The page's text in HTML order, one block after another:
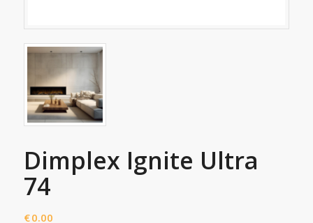
Dimplex Ignite Ultra
74
€0.00